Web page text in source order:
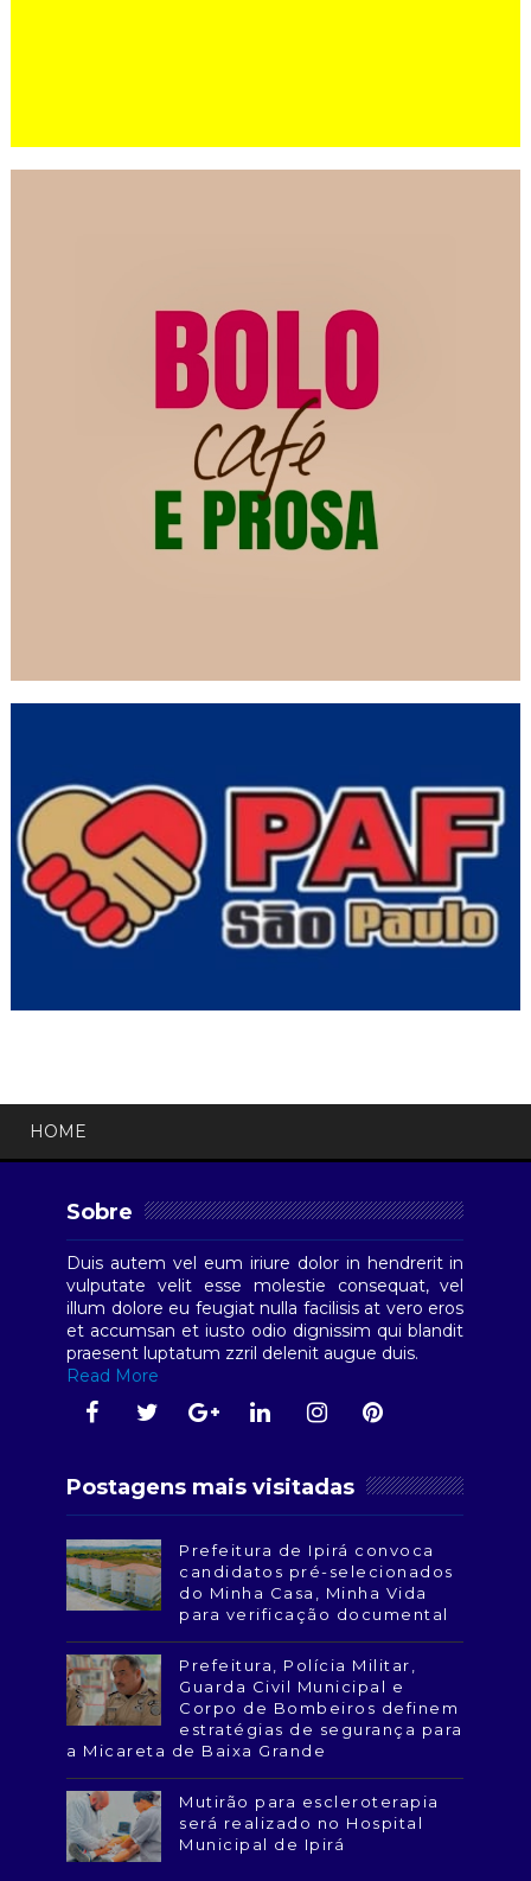
HOME
Sobre
Duis autem vel eum iriure dolor in hendrerit in
vulputate velit esse molestie consequat, vel
illum dolore eu feugiat nulla facilisis at vero eros
et accumsan et iusto odio dignissim qui blandit
praesent luptatum zzril delenit augue duis.
Read More
Postagens mais visitadas
Prefeitura de Ipirá convoca
candidatos pré-selecionados
do Minha Casa, Minha Vida
para verificação documental
Prefeitura, Polícia Militar,
Guarda Civil Municipal e
Corpo de Bombeiros definem
estratégias de segurança para
a Micareta de Baixa Grande
Mutirão para escleroterapia
será realizado no Hospital
Municipal de Ipirá